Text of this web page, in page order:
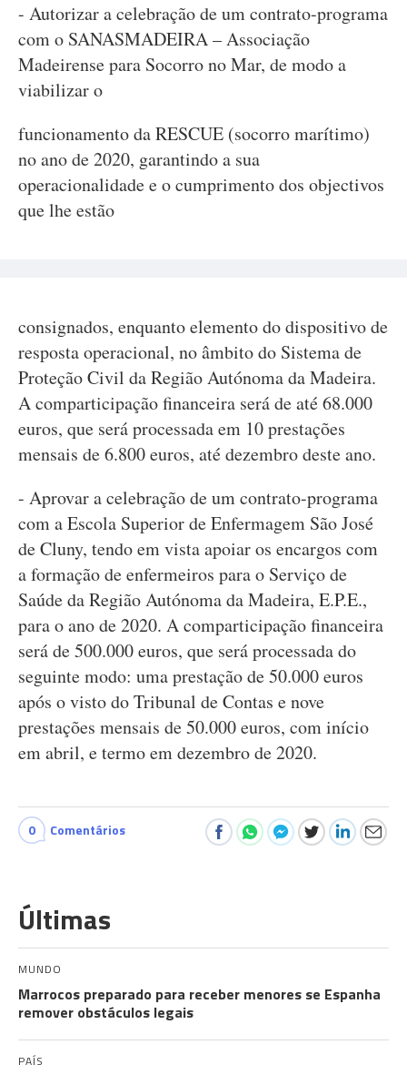
- Autorizar a celebração de um contrato-programa
com o SANASMADEIRA – Associação
Madeirense para Socorro no Mar, de modo a
viabilizar o
funcionamento da RESCUE (socorro marítimo)
no ano de 2020, garantindo a sua
operacionalidade e o cumprimento dos objectivos
que lhe estão
consignados, enquanto elemento do dispositivo de
resposta operacional, no âmbito do Sistema de
Proteção Civil da Região Autónoma da Madeira.
A comparticipação financeira será de até 68.000
euros, que será processada em 10 prestações
mensais de 6.800 euros, até dezembro deste ano.
- Aprovar a celebração de um contrato-programa
com a Escola Superior de Enfermagem São José
de Cluny, tendo em vista apoiar os encargos com
a formação de enfermeiros para o Serviço de
Saúde da Região Autónoma da Madeira, E.P.E.,
para o ano de 2020. A comparticipação financeira
será de 500.000 euros, que será processada do
seguinte modo: uma prestação de 50.000 euros
após o visto do Tribunal de Contas e nove
prestações mensais de 50.000 euros, com início
em abril, e termo em dezembro de 2020.
0 Comentários
Últimas
MUNDO
Marrocos preparado para receber menores se Espanha
remover obstáculos legais
PAÍS